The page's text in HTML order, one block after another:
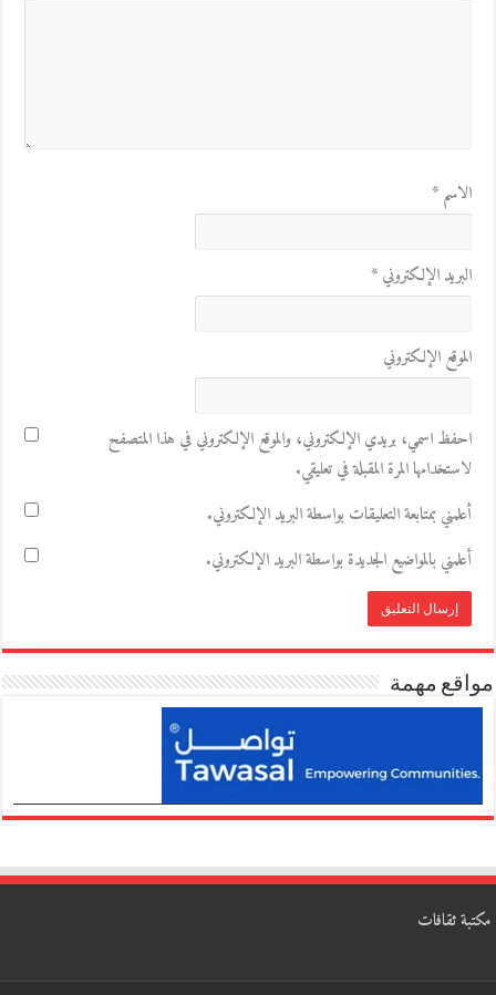
الاسم*
البريد الإلكتروني*
الموقع الإلكتروني
احفظ اسمي، بريدي الإلكتروني، والموقع الإلكتروني في هذا المتصفح
لاستخدامها المرة المقبلة في تعليقي.
أعلمني بمتابعة التعليقات بواسطة البريد الإلكتروني.
أعلمني بالمواضيع الجديدة بواسطة البريد الإلكتروني.
مواقع مهمة
مكتبة ثقافات